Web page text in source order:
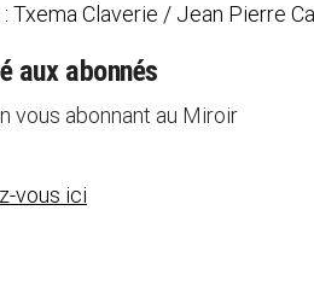
: Txema Claverie / Jean Pierre
aux abonnés
vous abonnant au Miroir
vous ici